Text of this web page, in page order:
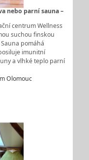
nebo parní sauna –
centrum Wellness
suchou finskou
pomáhá
imunitní
a vlhké teplo parní
Olomouc